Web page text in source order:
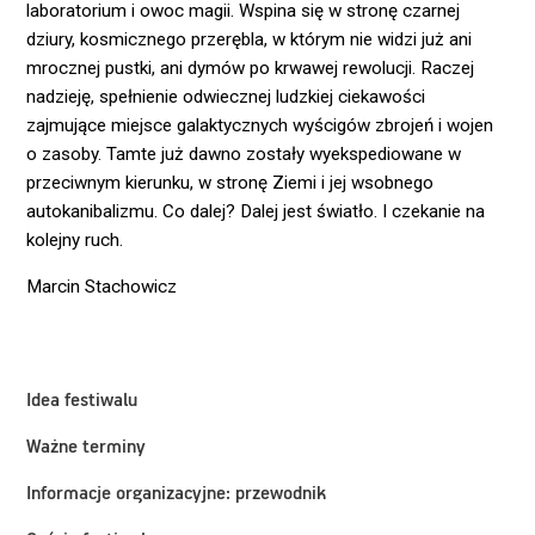
Idea festiwalu
Ważne terminy
Informacje organizacyjne: przewodnik
laboratorium i owoc magii. Wspina się w stronę czarnej
dziury, kosmicznego przerębla, w którym nie widzi już ani
mrocznej pustki, ani dymów po krwawej rewolucji. Raczej
nadzieję, spełnienie odwiecznej ludzkiej ciekawości
zajmujące miejsce galaktycznych wyścigów zbrojeń i wojen
o zasoby. Tamte już dawno zostały wyekspediowane w
przeciwnym kierunku, w stronę Ziemi i jej wsobnego
autokanibalizmu. Co dalej? Dalej jest światło. I czekanie na
kolejny ruch.
Marcin Stachowicz